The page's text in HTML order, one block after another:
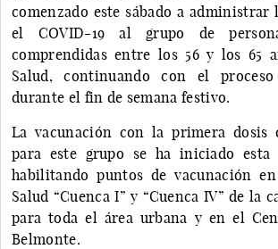
comenzado este sábado a administrar
el COVID-19 al grupo de
comprendidas entre los 56 y los 65
Salud, continuando con el
durante el fin de semana festivo.
La vacunación con la primera dosis
para este grupo se ha iniciado esta
habilitando puntos de vacunación
Salud “Cuenca I” y “Cuenca IV” de la
para toda el área urbana y en el
Belmonte.